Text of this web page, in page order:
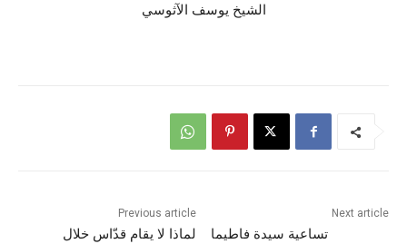
الشيخ يوسف الآثوسي
Previous article
لماذا لا يقام قدّاس خلال
Next article
تساعية سيدة فاطيما